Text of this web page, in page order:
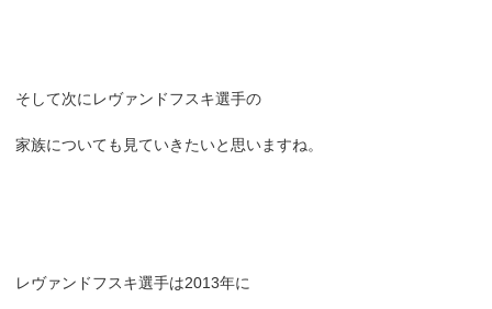
そして次にレヴァンドフスキ選手の
家族についても見ていきたいと思いますね。
レヴァンドフスキ選手は2013年に